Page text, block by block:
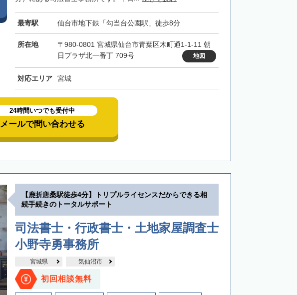
最寄駅 仙台市地下鉄「勾当台公園駅」徒歩8分
所在地
〒980-0801 宮城県仙台市青葉区木町通1-1-11 朝
日プラザ北一番丁 709号
地図
対応エリア 宮城
24時間いつでも受付中
メールで問い合わせる
【鹿折唐桑駅徒歩4分】トリプルライセンスだからできる相
続手続きのトータルサポート
司法書士・行政書士・土地家屋調査士
小野寺勇事務所
宮城県 気仙沼市
初回相談無料